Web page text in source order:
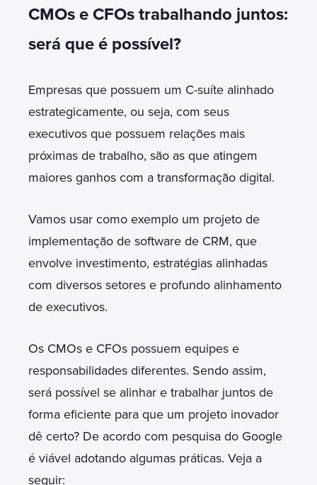
CMOs e CFOs trabalhando juntos:
será que é possível?
Empresas que possuem um C-suíte alinhado
estrategicamente, ou seja, com seus
executivos que possuem relações mais
próximas de trabalho, são as que atingem
maiores ganhos com a transformação digital.
Vamos usar como exemplo um projeto de
implementação de software de CRM, que
envolve investimento, estratégias alinhadas
com diversos setores e profundo alinhamento
de executivos.
Os CMOs e CFOs possuem equipes e
responsabilidades diferentes. Sendo assim,
será possível se alinhar e trabalhar juntos de
forma eficiente para que um projeto inovador
dê certo? De acordo com pesquisa do Google
é viável adotando algumas práticas. Veja a
seguir: